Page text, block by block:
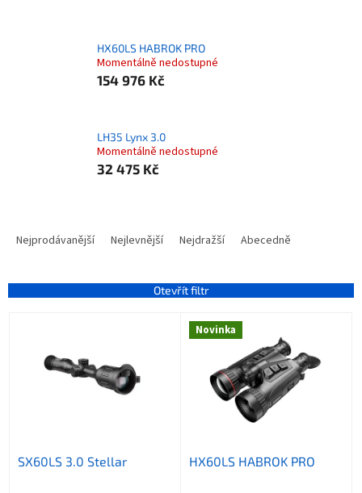
HX60LS HABROK PRO
Momentálně nedostupné
154 976 Kč
LH35 Lynx 3.0
Momentálně nedostupné
32 475 Kč
Nejprodávanější Nejlevnější Nejdražší Abecedně
Otevřít filtr
SX60LS 3.0 Stellar
Novinka
HX60LS HABROK PRO